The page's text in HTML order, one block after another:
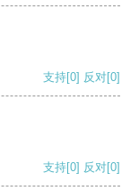
支持[0] 反对[0]
支持[0] 反对[0]